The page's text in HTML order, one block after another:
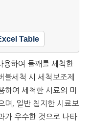
Table
용하여 들깨를 세척한
블세척 시 세척보조제
하여 세척한 시료의 미
며, 일반 침지한 시료보
가 우수한 것으로 나타